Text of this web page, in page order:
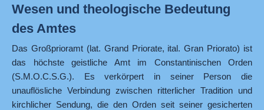
Wesen und theologische Bedeutung
des Amtes
Das Großprioramt (lat. Grand Priorate, ital. Gran Priorato) ist
das höchste geistliche Amt im Constantinischen Orden
(S.M.O.C.S.G.). Es verkörpert in seiner Person die
unauflösliche Verbindung zwischen ritterlicher Tradition und
kirchlicher Sendung, die den Orden seit seiner gesicherten